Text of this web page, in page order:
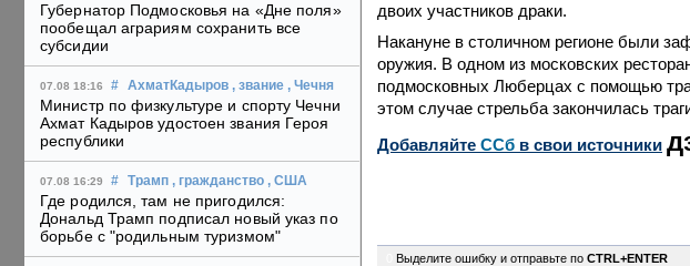
Губернатор Подмосковья на «Дне поля»
пообещал аграриям сохранить все
субсидии
07.08 18:16 # АхматКадыров , звание , Чечня
Министр по физкультуре и спорту Чечни
Ахмат Кадыров удостоен звания Героя
республики
07.08 16:29 # Трамп , гражданство , США
Где родился, там не пригодился:
Дональд Трамп подписал новый указ по
борьбе с "родильным туризмом"
двоих участников драки.
Накануне в столичном регионе были
оружия. В одном из московских
подмосковных Люберцах с помощью
этом случае стрельба закончилась
Добавляйте CСб в свои источники
Выделите ошибку и отправьте по CTRL+ENTER